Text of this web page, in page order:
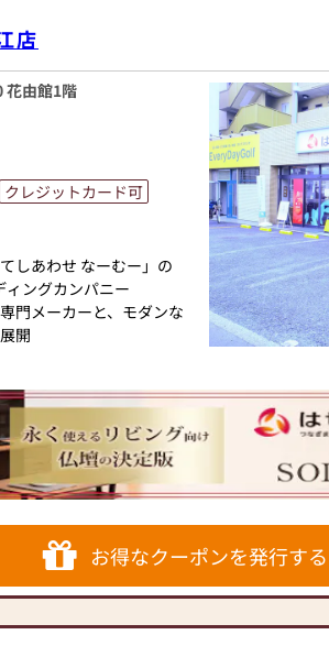
≫
る家具メーカー「カリモ
宅にあったモダンなお仏
具専門メーカーと作り上
る人と偲ぶ人をつなぐ新
≫
理のご相談
ボタン」からお申込くだ
ります。お電話時に「い
相談や商品ご購入のお手
≫
ひお仏壇のはせがわにお
とリーズナブルな価格で
伝統的な木製の仏壇やモ
ことができます。仏壇の
用意しておりますので、
けていただけます。
位牌や線香、ろうそくや
のアイテムも豊富に揃え
店
花由館1階
クレジットカード可
しあわせ なーむー」の
ィングカンパニー
門メーカーと、モダンな
開
トと東証上場の信頼。創
心がけ、年間約25,000基
ています。「お仏壇のは
話の場づくり）の形をご
にあった供養の形につい
ございましたら、ぜひ、
お仏壇・お仏具・お位
意しております。1,000
様に合ったお仏壇・お仏
お得なクーポンを発行する